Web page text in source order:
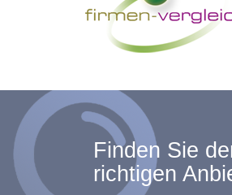
Finden Sie
richtigen